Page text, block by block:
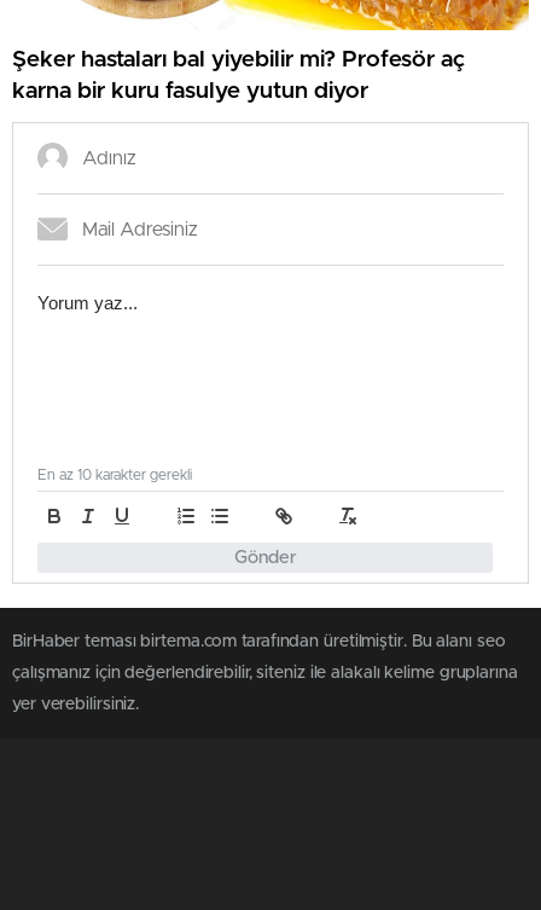
Şeker hastaları bal yiyebilir mi? Profesör aç
karna bir kuru fasulye yutun diyor
Gönder
En az 10 karakter gerekli
BirHaber teması birtema.com tarafından üretilmiştir. Bu alanı seo
çalışmanız için değerlendirebilir, siteniz ile alakalı kelime gruplarına
yer verebilirsiniz.